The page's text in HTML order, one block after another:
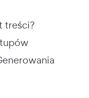
treści?